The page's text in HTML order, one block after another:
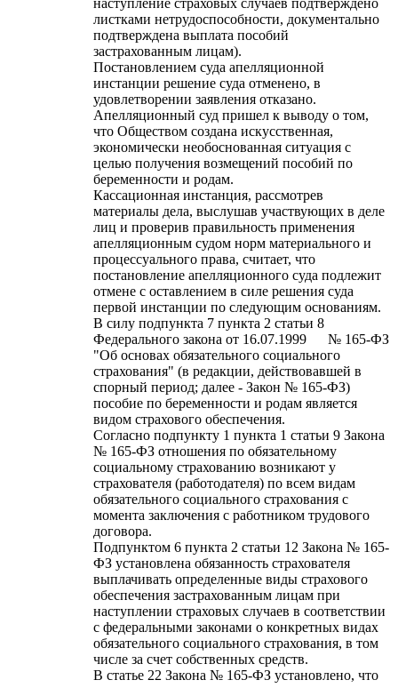
наступление страховых случаев подтверждено
листками нетрудоспособности, документально
подтверждена выплата пособий
застрахованным лицам).
Постановлением суда апелляционной
инстанции решение суда отменено, в
удовлетворении заявления отказано.
Апелляционный суд пришел к выводу о том,
что Обществом создана искусственная,
экономически необоснованная ситуация с
целью получения возмещений пособий по
беременности и родам.
Кассационная инстанция, рассмотрев
материалы дела, выслушав участвующих в деле
лиц и проверив правильность применения
апелляционным судом норм материального и
процессуального права, считает, что
постановление апелляционного суда подлежит
отмене с оставлением в силе решения суда
первой инстанции по следующим основаниям.
В силу подпункта 7 пункта 2 статьи 8
Федерального закона от 16.07.1999 № 165-ФЗ
"Об основах обязательного социального
страхования" (в редакции, действовавшей в
спорный период; далее - Закон № 165-ФЗ)
пособие по беременности и родам является
видом страхового обеспечения.
Согласно подпункту 1 пункта 1 статьи 9 Закона
№ 165-ФЗ отношения по обязательному
социальному страхованию возникают у
страхователя (работодателя) по всем видам
обязательного социального страхования с
момента заключения с работником трудового
договора.
Подпунктом 6 пункта 2 статьи 12 Закона № 165-
ФЗ установлена обязанность страхователя
выплачивать определенные виды страхового
обеспечения застрахованным лицам при
наступлении страховых случаев в соответствии
с федеральными законами о конкретных видах
обязательного социального страхования, в том
числе за счет собственных средств.
В статье 22 Закона № 165-ФЗ установлено, что